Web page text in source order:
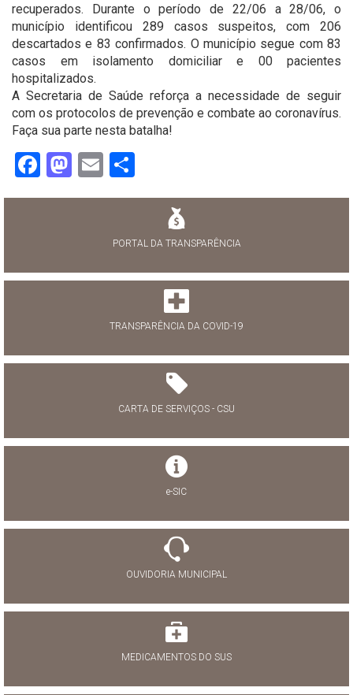
recuperados. Durante o período de 22/06 a 28/06, o
município identificou 289 casos suspeitos, com 206
descartados e 83 confirmados. O município segue com 83
casos em isolamento domiciliar e 00 pacientes
hospitalizados.
A Secretaria de Saúde reforça a necessidade de seguir
com os protocolos de prevenção e combate ao coronavírus.
Faça sua parte nesta batalha!
Facebook
Mastodon
Email
PORTAL DA TRANSPARÊNCIA
TRANSPARÊNCIA DA COVID-19
CARTA DE SERVIÇOS - CSU
e-SIC
OUVIDORIA MUNICIPAL
MEDICAMENTOS DO SUS